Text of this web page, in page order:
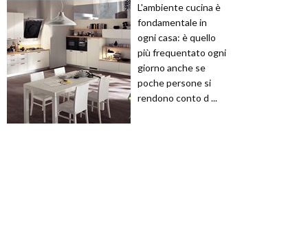
L'ambiente cucina è
fondamentale in
ogni casa: è quello
più frequentato ogni
giorno anche se
poche persone si
rendono conto d ...